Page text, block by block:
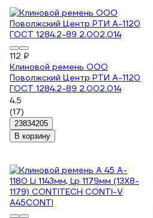
112 ₽
Клиновой ремень ООО
Поволжский Центр РТИ А-1120
ГОСТ 1284.2-89 2.002.014
4.5
(17)
23834205
В корзину